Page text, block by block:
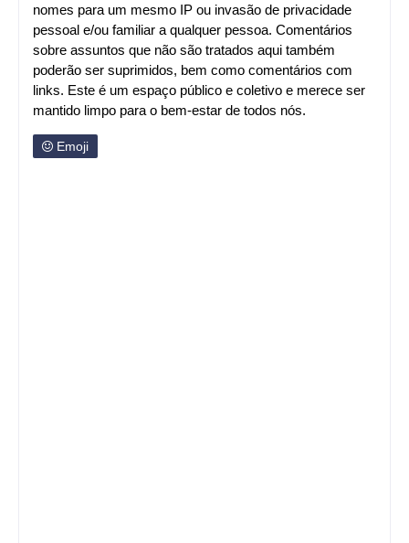
nomes para um mesmo IP ou invasão de privacidade
pessoal e/ou familiar a qualquer pessoa. Comentários
sobre assuntos que não são tratados aqui também
poderão ser suprimidos, bem como comentários com
links. Este é um espaço público e coletivo e merece ser
mantido limpo para o bem-estar de todos nós.
Emoji